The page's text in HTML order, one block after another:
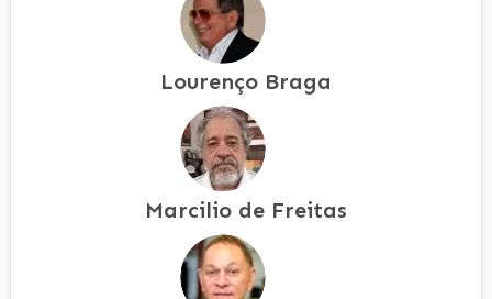
Lourenço Braga
Marcilio de Freitas